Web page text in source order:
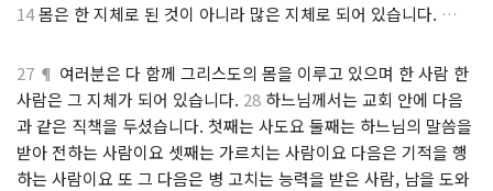
14몸은 한 지체로 된 것이 아니라 많은 지체로 되어 있습니다. …
27 ¶ 여러분은 다 함께 그리스도의 몸을 이루고 있으며 한 사람 한
사람은 그 지체가 되어 있습니다. 28 하느님께서는 교회 안에 다음
과 같은 직책을 두셨습니다. 첫째는 사도요 둘째는 하느님의 말씀을
받아 전하는 사람이요 셋째는 가르치는 사람이요 다음은 기적을 행
하는 사람이요 또 그 다음은 병 고치는 능력을 받은 사람, 남을 도와